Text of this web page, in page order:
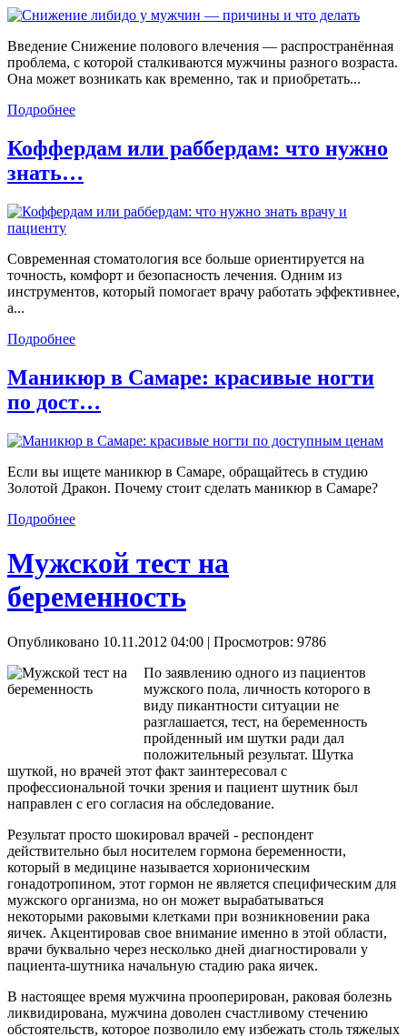
Введение Снижение полового влечения — распространённая
проблема, с которой сталкиваются мужчины разного возраста.
Она может возникать как временно, так и приобретать...
Подробнее
Коффердам или раббердам: что нужно
знать…
Современная стоматология все больше ориентируется на
точность, комфорт и безопасность лечения. Одним из
инструментов, который помогает врачу работать эффективнее,
а...
Подробнее
Маникюр в Самаре: красивые ногти
по дост…
Если вы ищете маникюр в Самаре, обращайтесь в студию
Золотой Дракон. Почему стоит сделать маникюр в Самаре?
Подробнее
Мужской тест на
беременность
Опубликовано 10.11.2012 04:00 | Просмотров: 9786
По заявлению одного из пациентов
мужского пола, личность которого в
виду пикантности ситуации не
разглашается, тест, на беременность
пройденный им шутки ради дал
положительный результат. Шутка
шуткой, но врачей этот факт заинтересовал с
профессиональной точки зрения и пациент шутник был
направлен с его согласия на обследование.
Результат просто шокировал врачей - респондент
действительно был носителем гормона беременности,
который в медицине называется хорионическим
гонадотропином, этот гормон не является специфическим для
мужского организма, но он может вырабатываться
некоторыми раковыми клетками при возникновении рака
яичек. Акцентировав свое внимание именно в этой области,
врачи буквально через несколько дней диагностировали у
пациента-шутника начальную стадию рака яичек.
В настоящее время мужчина прооперирован, раковая болезнь
ликвидирована, мужчина доволен счастливому стечению
обстоятельств, которое позволило ему избежать столь тяжелых